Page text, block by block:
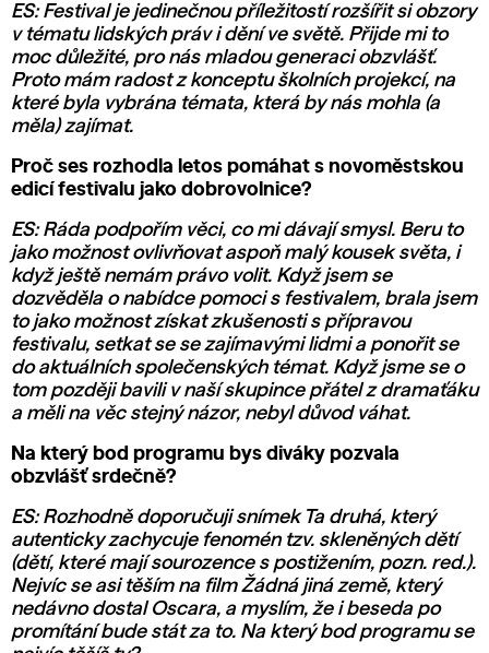
ES: Festival je jedinečnou příležitostí rozšířit si obzory
v tématu lidských práv i dění ve světě. Přijde mi to
moc důležité, pro nás mladou generaci obzvlášť.
Proto mám radost z konceptu školních projekcí, na
které byla vybrána témata, která by nás mohla (a
měla) zajímat.
Proč ses rozhodla letos pomáhat s novoměstskou
edicí festivalu jako dobrovolnice?
ES: Ráda podpořím věci, co mi dávají smysl. Beru to
jako možnost ovlivňovat aspoň malý kousek světa, i
když ještě nemám právo volit. Když jsem se
dozvěděla o nabídce pomoci s festivalem, brala jsem
to jako možnost získat zkušenosti s přípravou
festivalu, setkat se se zajímavými lidmi a ponořit se
do aktuálních společenských témat. Když jsme se o
tom později bavili v naší skupince přátel z dramaťáku
a měli na věc stejný názor, nebyl důvod váhat.
Na který bod programu bys diváky pozvala
obzvlášť srdečně?
ES: Rozhodně doporučuji snímek Ta druhá, který
autenticky zachycuje fenomén tzv. skleněných dětí
(dětí, které mají sourozence s postižením, pozn. red.).
Nejvíc se asi těším na film Žádná jiná země, který
nedávno dostal Oscara, a myslím, že i beseda po
promítání bude stát za to. Na který bod programu se